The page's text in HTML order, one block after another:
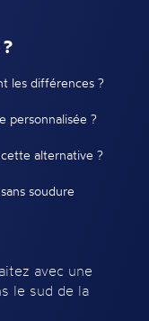
les différences ?
personnalisée ?
alternative ?
soudure
avec une
le sud de la